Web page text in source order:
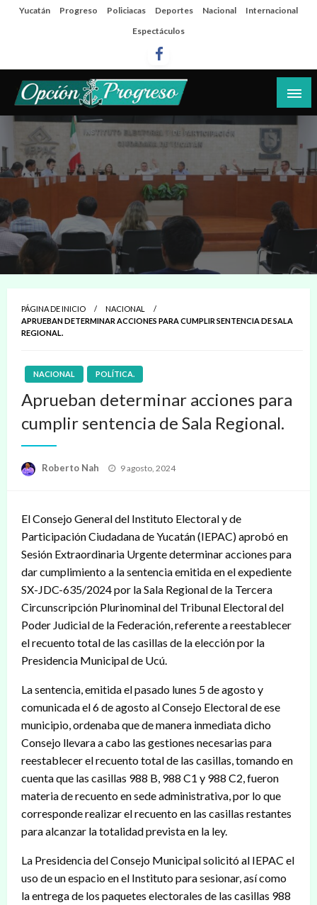
SaltaYucatán Progreso Policiacas Deportes Nacional
Internacional
Espectáculos
Opción Progreso
Las noticias del día a día del puerto
PÁGINA DE INICIO
NACIONAL
APRUEBAN DETERMINAR ACCIONES PARA CUMPLIR SENTENCIA DE SALA
REGIONAL.
NACIONAL POLÍTICA.
Aprueban determinar acciones para
cumplir sentencia de Sala Regional.
Roberto Nah
Publicado
9 agosto, 2024
El Consejo General del Instituto Electoral y de
Participación Ciudadana de Yucatán (IEPAC) aprobó en
Sesión Extraordinaria Urgente determinar acciones para
dar cumplimiento a la sentencia emitida en el expediente
SX-JDC-635/2024 por la Sala Regional de la Tercera
Circunscripción Plurinominal del Tribunal Electoral del
Poder Judicial de la Federación, referente a reestablecer
el recuento total de las casillas de la elección por la
Presidencia Municipal de Ucú.
La sentencia, emitida el pasado lunes 5 de agosto y
comunicada el 6 de agosto al Consejo Electoral de ese
municipio, ordenaba que de manera inmediata dicho
Consejo llevara a cabo las gestiones necesarias para
reestablecer el recuento total de las casillas, tomando en
cuenta que las casillas 988 B, 988 C1 y 988 C2, fueron
materia de recuento en sede administrativa, por lo que
corresponde realizar el recuento en las casillas restantes
para alcanzar la totalidad prevista en la ley.
La Presidencia del Consejo Municipal solicitó al IEPAC el
uso de un espacio en el Instituto para sesionar, así como
la entrega de los paquetes electorales de las casillas 988